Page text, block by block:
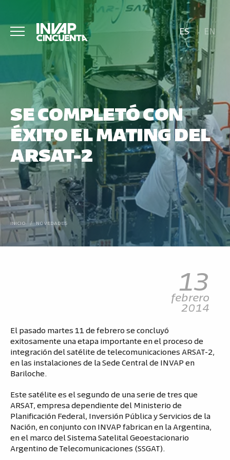
ES EN
SE COMPLETÓ CON
ÉXITO EL MATING DEL
ARSAT-2
INICIO / NOVEDADES
13
febrero
2014
El pasado martes 11 de febrero se concluyó
exitosamente una etapa importante en el proceso de
integración del satélite de telecomunicaciones ARSAT-2,
en las instalaciones de la Sede Central de INVAP en
Bariloche.
Este satélite es el segundo de una serie de tres que
ARSAT, empresa dependiente del Ministerio de
Planificación Federal, Inversión Pública y Servicios de la
Nación, en conjunto con INVAP fabrican en la Argentina,
en el marco del Sistema Satelital Geoestacionario
Argentino de Telecomunicaciones (SSGAT).